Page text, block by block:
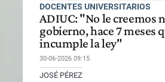
DOCENTES UNIVERSITARIOS
ADIUC: "No le creemos
gobierno, hace 7 meses
incumple la ley"
30-06-2026 09:15
JOSÉ PÉREZ